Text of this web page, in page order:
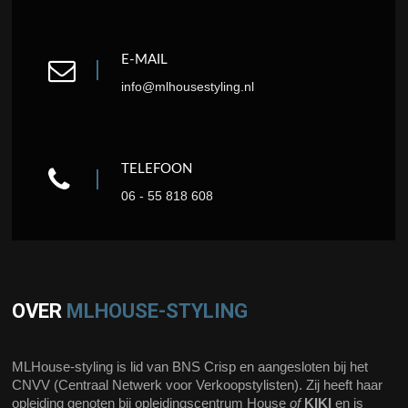
E-MAIL
info@mlhousestyling.nl
TELEFOON
06 - 55 818 608
OVER MLHOUSE-STYLING
MLHouse-styling is lid van BNS Crisp en aangesloten bij het
CNVV (Centraal Netwerk voor Verkoopstylisten). Zij heeft haar
opleiding genoten bij opleidingscentrum HouseofKIKI en is